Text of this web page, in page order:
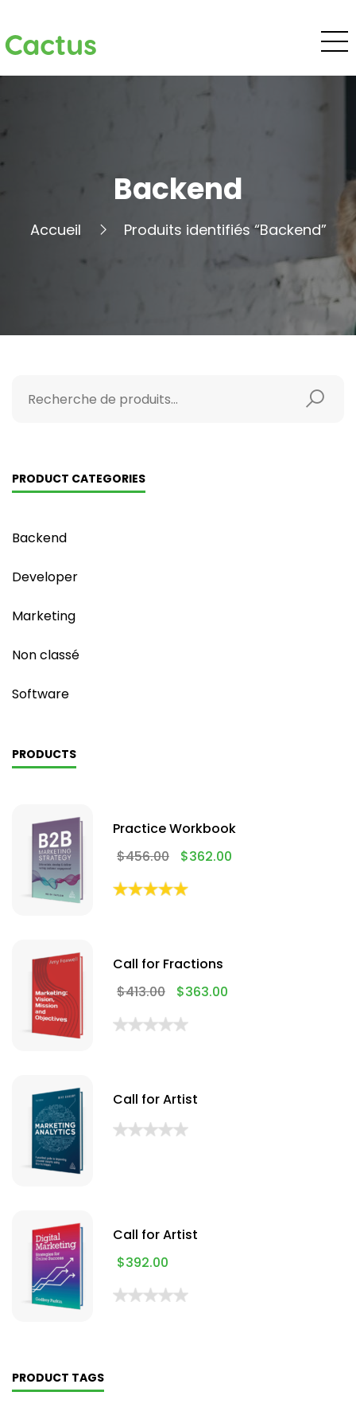
Cactus
Backend
Accueil Produits identifiés “Backend”
PRODUCT CATEGORIES
Backend
Developer
Marketing
Non classé
Software
PRODUCTS
Practice Workbook
$456.00 $362.00
Call for Fractions
$413.00 $363.00
Call for Artist
Call for Artist
$392.00
PRODUCT TAGS